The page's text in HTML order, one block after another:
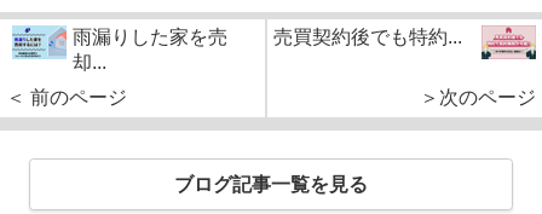
雨漏りした家を売
却...
＜ 前のページ
売買契約後でも特約...
＞次のページ
ブログ記事一覧を見る